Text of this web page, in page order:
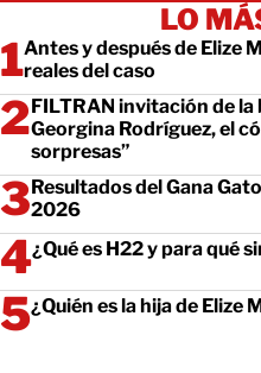
LO
Antes y después de Elize
reales del caso
FILTRAN invitación de
Georgina Rodríguez, el
sorpresas”
Resultados del Gana
2026
¿Qué es H22 y para qué
¿Quién es la hija de Elize